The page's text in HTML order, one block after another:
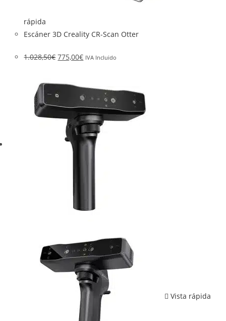
rápida
Escáner 3D Creality CR-Scan Otter
1.028,50€ 775,00€ IVA Incluido
Vista rápida